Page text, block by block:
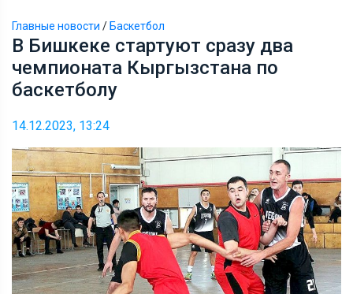
Главные новости /Баскетбол
В Бишкеке стартуют сразу два
чемпионата Кыргызстана по
баскетболу
14.12.2023, 13:24